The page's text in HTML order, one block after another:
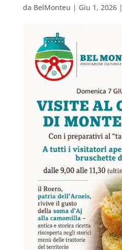
da BelMonteu | Giu 1, 2026|